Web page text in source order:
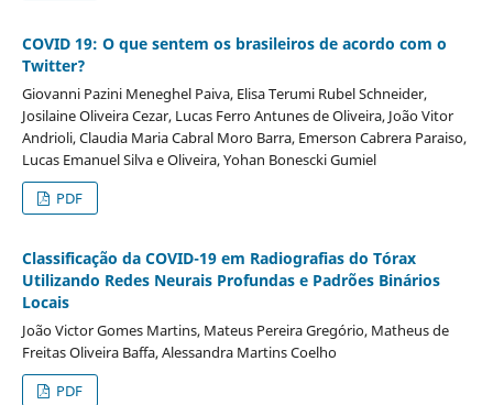
COVID 19: O que sentem os brasileiros de acordo com o
Twitter?
Giovanni Pazini Meneghel Paiva, Elisa Terumi Rubel Schneider,
Josilaine Oliveira Cezar, Lucas Ferro Antunes de Oliveira, João Vitor
Andrioli, Claudia Maria Cabral Moro Barra, Emerson Cabrera Paraiso,
Lucas Emanuel Silva e Oliveira, Yohan Bonescki Gumiel
PDF
Classificação da COVID-19 em Radiografias do Tórax
Utilizando Redes Neurais Profundas e Padrões Binários
Locais
João Victor Gomes Martins, Mateus Pereira Gregório, Matheus de
Freitas Oliveira Baffa, Alessandra Martins Coelho
PDF